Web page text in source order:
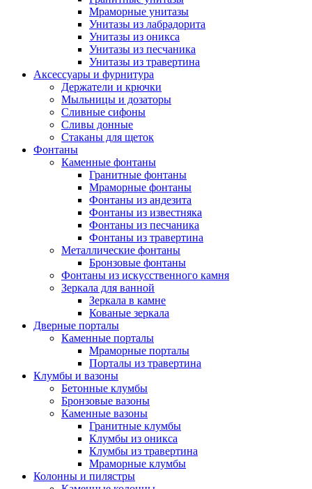
Мраморные унитазы
Унитазы из лабрадорита
Унитазы из оникса
Унитазы из песчаника
Унитазы из травертина
Аксессуары и фурнитура
Держатели и крючки
Мыльницы и дозаторы
Сливные сифоны
Сливы донные
Стаканы для щеток
Фонтаны
Каменные фонтаны
Гранитные фонтаны
Мраморные фонтаны
Фонтаны из андезита
Фонтаны из известняка
Фонтаны из песчаника
Фонтаны из травертина
Металлические фонтаны
Бронзовые фонтаны
Фонтаны из искусственного камня
Зеркала для ванной
Зеркала в камне
Кованые зеркала
Дверные порталы
Каменные порталы
Мраморные порталы
Порталы из травертина
Клумбы и вазоны
Бетонные клумбы
Бронзовые вазоны
Каменные вазоны
Гранитные клумбы
Клумбы из оникса
Клумбы из травертина
Мраморные клумбы
Колонны и пилястры